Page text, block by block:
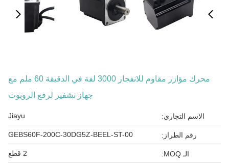
محرك مؤازر مقاوم للانفجار 3000 لفة في الدقيقة 60 ملم مع
جهاز تشفير لرفع الروبوت
الاسم التجاري: Jiayu
رقم الطراز: GEBS60F-200C-30DG5Z-BEEL-ST-00
الـ MOQ: 2 قطع